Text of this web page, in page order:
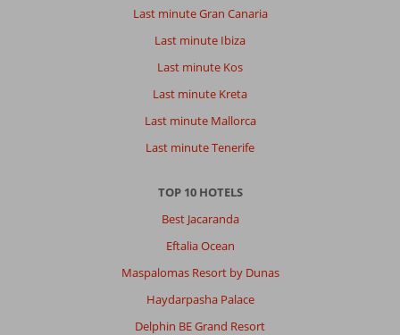
Last minute Gran Canaria
Last minute Ibiza
Last minute Kos
Last minute Kreta
Last minute Mallorca
Last minute Tenerife
TOP 10 HOTELS
Best Jacaranda
Eftalia Ocean
Maspalomas Resort by Dunas
Haydarpasha Palace
Delphin BE Grand Resort